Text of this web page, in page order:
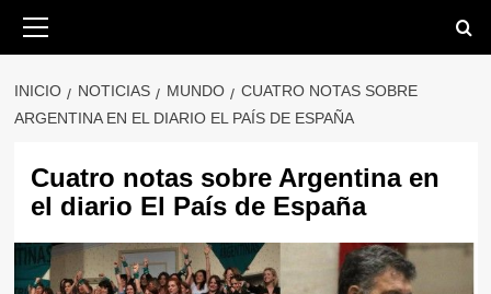
Saltar
primario
INICIO NOTICIAS MUNDO
CUATRO NOTAS SOBRE
ARGENTINA EN EL DIARIO EL PAÍS DE ESPAÑA
Cuatro notas sobre Argentina en
el diario El País de España